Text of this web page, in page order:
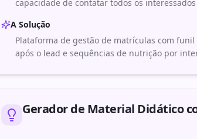
capacidade de contatar todos os
A Solução
Plataforma de gestão de matrículas com
após o lead e sequências de nutrição por
Gerador de Material Didático